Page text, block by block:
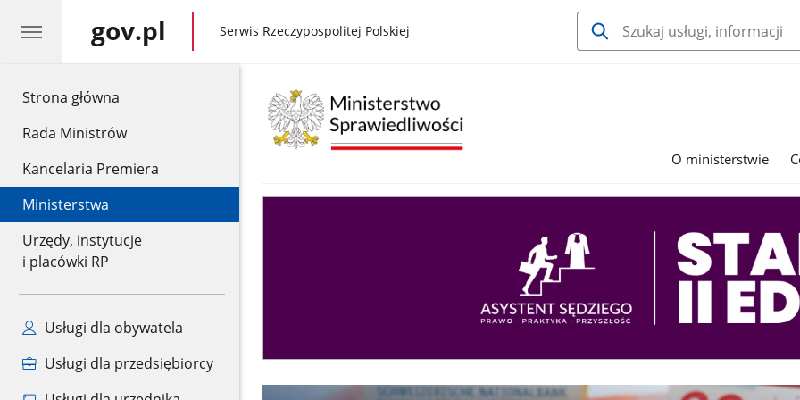
Strona główna
Rada Ministrów
Kancelaria Premiera
Ministerstwa
Urzędy, instytucje
i placówki RP
Usługi dla obywatela
Usługi dla przedsiębiorcy
gov.pl gov.pl
Serwis Rzeczypospolitej Polskiej
O ministerstwie